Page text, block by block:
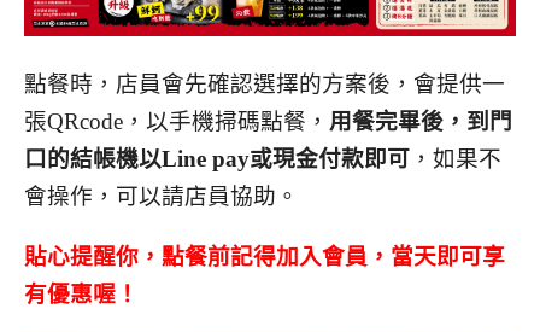
點餐時，店員會先確認選擇的方案後，會提供一
張QRcode，以手機掃碼點餐， 用餐完畢後，到門
口的結帳機以Line pay或現金付款即可 ，如果不
會操作，可以請店員協助。
貼心提醒你，點餐前記得加入會員，當天即可享
有優惠喔！